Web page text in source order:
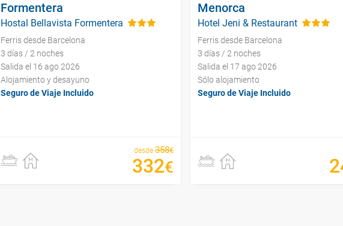
Formentera
Hostal Bellavista Formentera
Ferris desde Barcelona
3 días / 2 noches
Salida el 16 ago 2026
Alojamiento y desayuno
Seguro de Viaje Incluido
desde 358€
332€
Menorca
Hotel Jeni & Restaurant
Ferris desde Barcelona
3 días / 2 noches
Salida el 17 ago 2026
Sólo alojamiento
Seguro de Viaje Incluido